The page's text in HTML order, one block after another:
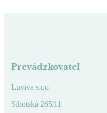
Prevádzkovateľ
Luviva s.r.o.
Sihotská 265/11